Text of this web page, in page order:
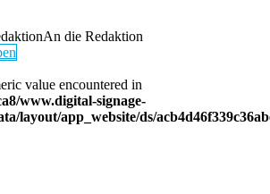
An die Redaktion
value encountered in
www.digital-signage-
layout/app_website/ds/